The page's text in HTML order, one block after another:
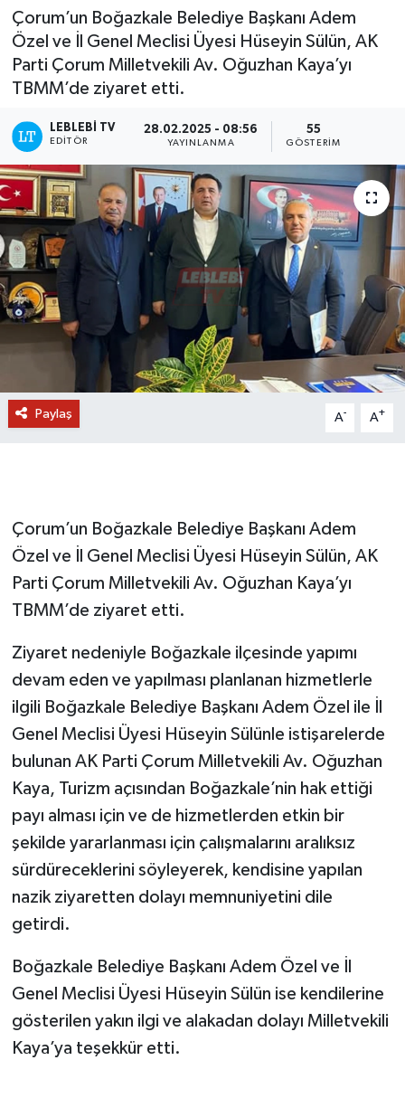
Çorum’un Boğazkale Belediye Başkanı Adem
Özel ve İl Genel Meclisi Üyesi Hüseyin Sülün, AK
Parti Çorum Milletvekili Av. Oğuzhan Kaya’yı
TBMM’de ziyaret etti.
LEBLEBI TV
EDITÖR
28.02.2025 - 08:56
YAYINLANMA
55
GÖSTERIM
Paylaş A- A+
Çorum’un Boğazkale Belediye Başkanı Adem
Özel ve İl Genel Meclisi Üyesi Hüseyin Sülün, AK
Parti Çorum Milletvekili Av. Oğuzhan Kaya’yı
TBMM’de ziyaret etti.
Ziyaret nedeniyle Boğazkale ilçesinde yapımı
devam eden ve yapılması planlanan hizmetlerle
ilgili Boğazkale Belediye Başkanı Adem Özel ile İl
Genel Meclisi Üyesi Hüseyin Sülünle istişarelerde
bulunan AK Parti Çorum Milletvekili Av. Oğuzhan
Kaya, Turizm açısından Boğazkale’nin hak ettiği
payı alması için ve de hizmetlerden etkin bir
şekilde yararlanması için çalışmalarını aralıksız
sürdüreceklerini söyleyerek, kendisine yapılan
nazik ziyaretten dolayı memnuniyetini dile
getirdi.
Boğazkale Belediye Başkanı Adem Özel ve İl
Genel Meclisi Üyesi Hüseyin Sülün ise kendilerine
gösterilen yakın ilgi ve alakadan dolayı Milletvekili
Kaya’ya teşekkür etti.